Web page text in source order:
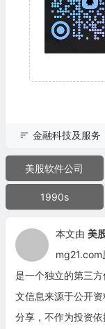
金融科技及服务
美股软件公司
1990s
本文由 美
mg21.com
是一个独立的第三
文信息来源于公开
分享，不作为投资